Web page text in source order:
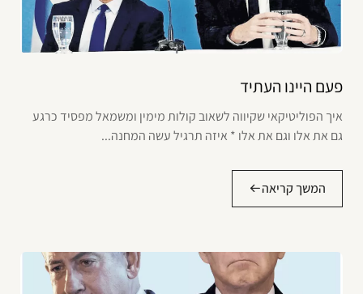
פעם היינו העתיד
איך הפוליטיקאי שקיווה לשאוב קולות מימין ומשמאל מפסיד כרגע
גם את אלו וגם את אלו * איזה תרגיל עשה המחנה...
המשך קריאה